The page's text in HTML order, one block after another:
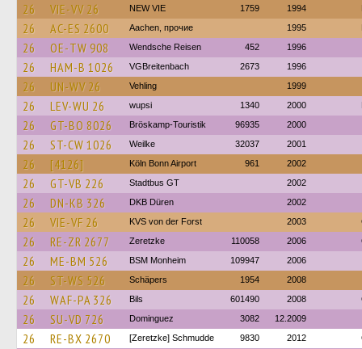
26 VIE-VV 26 NEW VIE 1759 1994
26 AC-ES 2600 Aachen, прочие 1995
26 OE-TW 908 Wendsche Reisen 452 1996
26 HAM-B 1026 VGBreitenbach 2673 1996
26 UN-WV 26 Vehling 1999
26 LEV-WU 26 wupsi 1340 2000
26 GT-BO 8026 Bröskamp-Touristik 96935 2000
26 ST-CW 1026 Weilke 32037 2001
26 [4126] Köln Bonn Airport 961 2002
26 GT-VB 226 Stadtbus GT 2002
26 DN-KB 326 DKB Düren 2002
26 VIE-VF 26 KVS von der Forst 2003
26 RE-ZR 2677 Zeretzke 110058 2006
26 ME-BM 526 BSM Monheim 109947 2006
26 ST-WS 526 Schäpers 1954 2008
26 WAF-PA 326 Bils 601490 2008
26 SU-VD 726 Dominguez 3082 12.2009
26 RE-BX 2670 [Zeretzke] Schmudde 9830 2012